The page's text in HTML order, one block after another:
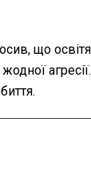
що